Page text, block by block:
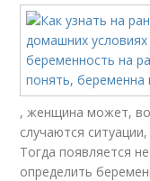
, женщина может,
случаются
Тогда появляется
определить